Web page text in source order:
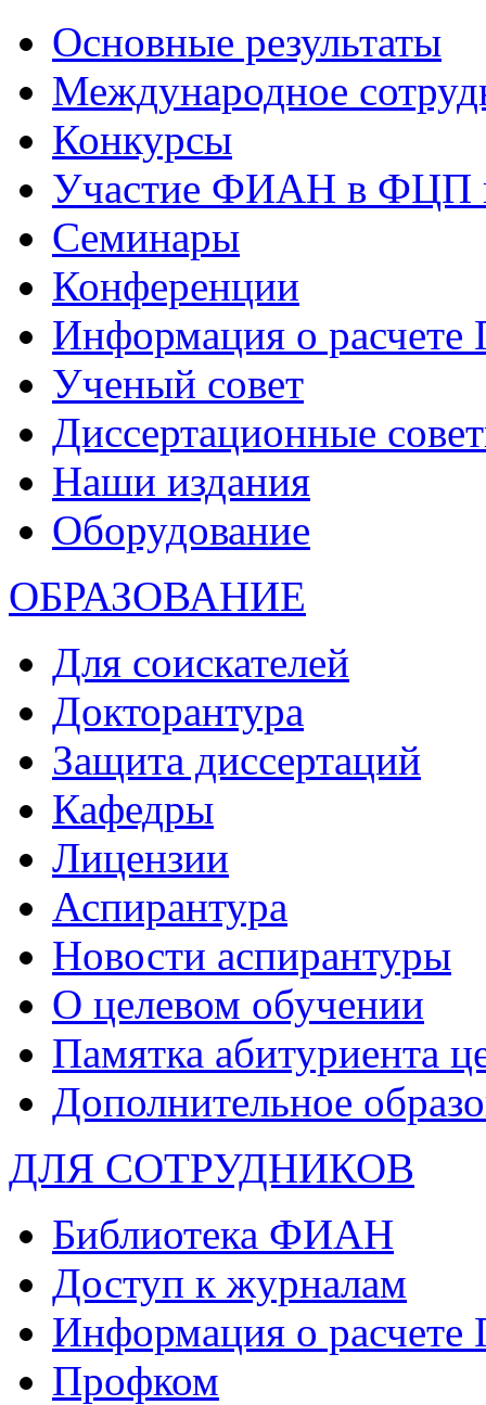
Основные результаты
Международное
Конкурсы
Участие ФИАН в ФЦП
Семинары
Конференции
Информация о
Ученый совет
Диссертационные
Наши издания
Оборудование
ОБРАЗОВАНИЕ
Для соискателей
Докторантура
Защита диссертаций
Кафедры
Лицензии
Аспирантура
Новости аспирантуры
О целевом обучении
Памятка абитуриента
Дополнительное
ДЛЯ СОТРУДНИКОВ
Библиотека ФИАН
Доступ к журналам
Информация о
Профком